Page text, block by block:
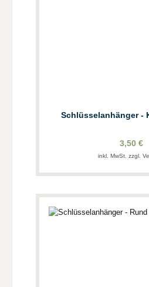
Schlüsselanhänger -
3,50 €
inkl. MwSt. zzgl.